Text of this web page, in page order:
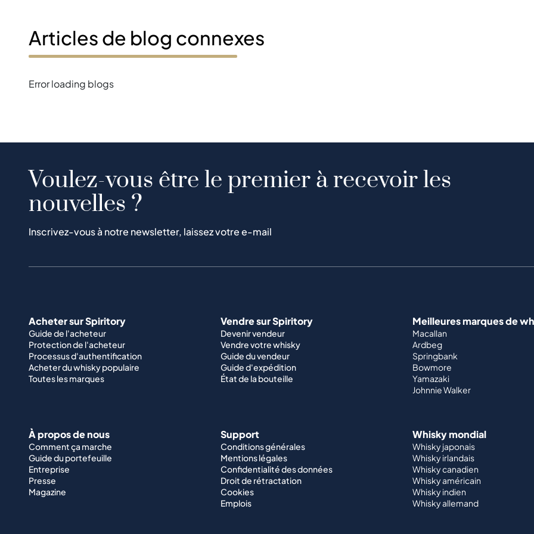
Articles de blog connexes
Error loading blogs
Voulez-vous être le premier à recevoir les
nouvelles ?
Inscrivez-vous à notre newsletter, laissez votre e-mail
Acheter sur Spiritory
Guide de l'acheteur
Protection de l'acheteur
Processus d'authentification
Acheter du whisky populaire
Toutes les marques
Vendre sur Spiritory
Devenir vendeur
Vendre votre whisky
Guide du vendeur
Guide d'expédition
État de la bouteille
Meilleures marques de
Macallan
Ardbeg
Springbank
Bowmore
Yamazaki
Johnnie Walker
À propos de nous
Comment ça marche
Guide du portefeuille
Entreprise
Presse
Magazine
Support
Conditions générales
Mentions légales
Confidentialité des données
Droit de rétractation
Cookies
Emplois
Whisky mondial
Whisky japonais
Whisky irlandais
Whisky canadien
Whisky américain
Whisky indien
Whisky allemand